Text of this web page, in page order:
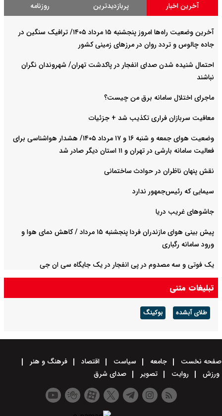
آخرین اخبار پربازدیدترین روزنامه
آخرین وضعیت راه‌ها امروز پنجشنبه ۱۵ مرداد ۱۴۰۵/ ترافیک سنگین در
جاده چالوس و تردد روان در مرزهای زمینی کشور
احتمال شنیده شدن صدای انفجار در پاکدشت تهران/ شهروندان نگران
نباشند
ماجرای اختلال سامانه برق من چیست؟
معافیت سربازان فراری تکذیب شد + جزئیات
وضعیت هوای جمعه و شنبه ۱۶ و ۱۷ مرداد ۱۴۰۵/ هشدار هواشناسی برای
فعالیت سامانه بارشی در تهران و ۱۱ استان دیگر صادر شد
نقش پنهان ناظران در حوادث ساختمانی
سیمایی که رئیس‌جمهور ندارد
جاشوهای غریب دریا
پیش بینی هوای مازندران فردا پنجشنبه ۱۵ مرداد / کاهش دمای هوا و
ورود سامانه رگباری
یک فوتی و سه مصدوم در پی انفجار در یک جایگاه سی ان جی
تبلیغات متنی
طلای آبشده بوکینگ
صفحه نخست جامعه سیاست اقتصاد
فرهنگ و هنر
ورزش
روایت تصویر صدای شرق